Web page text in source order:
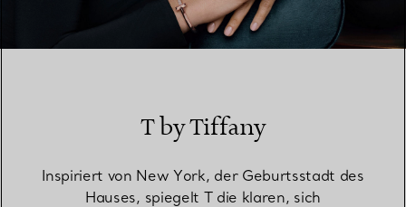
T by Tiffany
Inspiriert von New York, der Geburtsstadt des
Hauses, spiegelt T die klaren, sich